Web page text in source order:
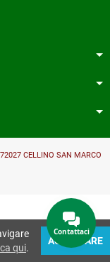
CELLINO SAN MARCO
qui.
ACCETTARE
Contattaci